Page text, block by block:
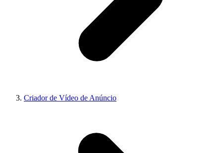
Criador de Vídeo de Anúncio